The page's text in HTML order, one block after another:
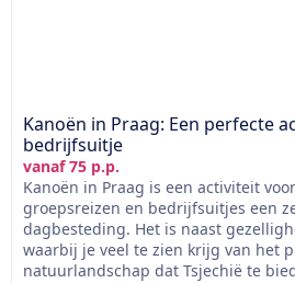
Kanoën in Praag: Een perfecte
bedrijfsuitje
vanaf 75 p.p.
Kanoën in Praag is een activiteit
groepsreizen en bedrijfsuitjes een
dagbesteding. Het is naast
waarbij je veel te zien krijg van het
natuurlandschap dat Tsjechië te